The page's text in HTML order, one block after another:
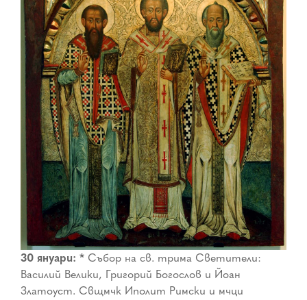
30 януари: * Събор на св. трима Светители:
Василий Велики, Григорий Богослов и Йоан
Златоуст. Свщмчк Иполит Римски и мчци